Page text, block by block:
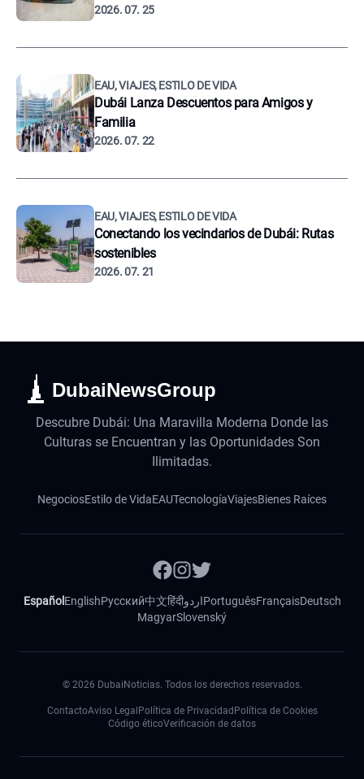
2026. 07. 25
EAU, VIAJES, ESTILO DE VIDA
Dubái Lanza Descuentos para Amigos y
Familia
2026. 07. 22
EAU, VIAJES, ESTILO DE VIDA
Conectando los vecindarios de Dubái: Rutas
sostenibles
2026. 07. 21
DubaiNewsGroup
Descubre Dubái: Una Maravilla Moderna Donde las
Culturas se Encuentran y las Oportunidades Son
Ilimitadas.
NegociosEstilo de VidaEAUTecnologíaViajesBienes Raíces
Español EnglishРусский中文हिंदीاردوPortuguêsFrançaisDeutsch
MagyarSlovenský
© 2026 DubaiNoticias. Todos los derechos reservados.
ContactoAviso Legal Política de Privacidad Política de Cookies
Código éticoVerificación de datos